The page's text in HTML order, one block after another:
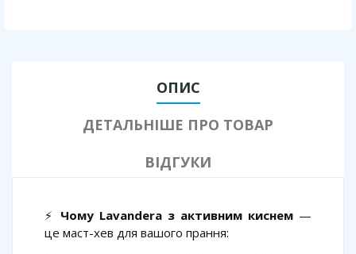
ОПИС
ДЕТАЛЬНІШЕ ПРО ТОВАР
ВІДГУКИ
⚡ Чому Lavandera з активним киснем —
це маст-хев для вашого прання: